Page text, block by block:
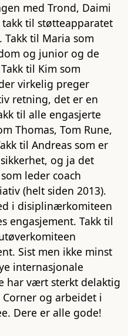
med Trond, Daimi
til støtteapparatet
til Maria som
og junior og de
til Kim som
virkelig preger
retning, det er en
til alle engasjerte
Thomas, Tom Rune,
til Andreas som er
og ja det
leder coach
(helt siden 2013).
i disiplinærkomiteen
engasjement. Takk til
Sist men ikke minst
internasjonale
har vært sterkt delaktig
og arbeidet i
Dere er alle gode!